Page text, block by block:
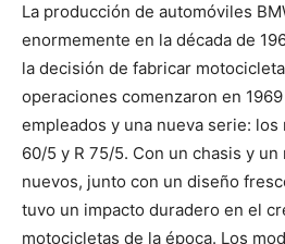
La producción de automóviles
enormemente en la década de
la decisión de fabricar
operaciones comenzaron en
empleados y una nueva serie: los
60/5 y R 75/5. Con un chasis y
nuevos, junto con un diseño
tuvo un impacto duradero en el
motocicletas de la época. Los